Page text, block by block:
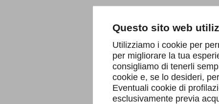
Questo sito web
Utilizziamo i cookie per
per migliorare la tua
consigliamo di tenerli
cookie e, se lo desideri,
Eventuali cookie di
esclusivamente previa